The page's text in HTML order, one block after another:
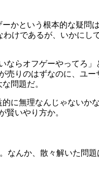
かという根本的な疑問
わけであるが、いかに
ならオフゲーやってろ
売りのはずなのに、ユ
問題だ。
に無理なんじゃないか
賢いやり方か。
なんか、散々解いた問